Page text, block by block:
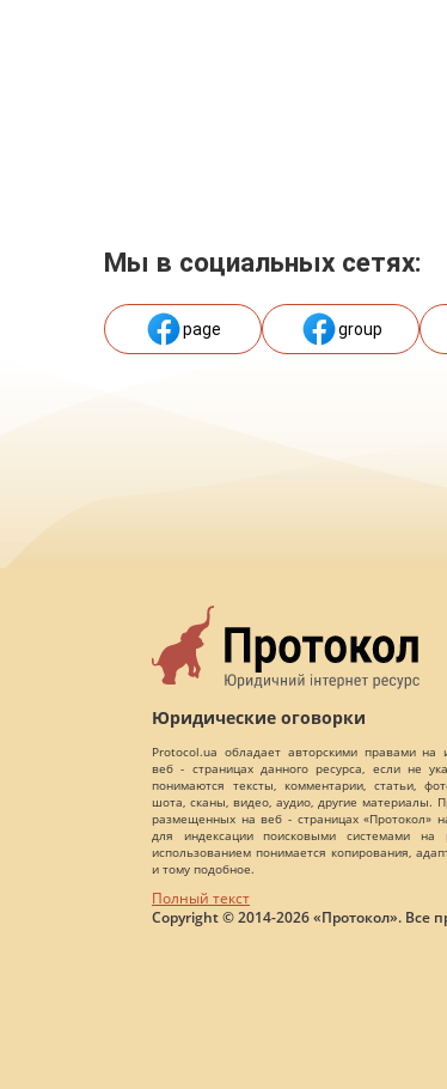
Мы в социальных сетях:
page group
Юридические оговорки
Protocol.ua обладает авторскими правами
веб - страницах данного ресурса, если не
понимаются тексты, комментарии, статьи,
шота, сканы, видео, аудио, другие материалы.
размещенных на веб - страницах «Протокол»
для индексации поисковыми системами на
использованием понимается копирования,
и тому подобное.
Полный текст
Copyright © 2014-2026 «Протокол». Все